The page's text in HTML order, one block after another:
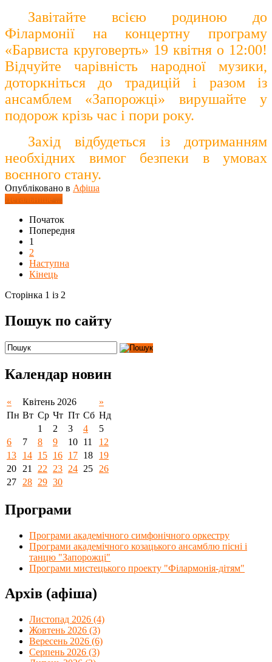
Завітайте всією родиною до
Філармонії на концертну програму
«Барвиста круговерть» 19 квітня о 12:00!
Відчуйте чарівність народної музики,
доторкніться до традицій і разом із
ансамблем «Запорожці» вирушайте у
подорож крізь час і пори року.
Захід відбудеться із дотриманням
необхідних вимог безпеки в умовах
воєнного стану.
Опубліковано в Афіша
Детальніше ...
Початок
Попередня
1
2
Наступна
Кінець
Сторінка 1 із 2
Пошук по сайту
Календар новин
« Квітень 2026
»
Пн Вт Ср Чт Пт Сб Нд
1
2 3 4
5
6
7 8 9 10 11
12
13
14 15 16 17 18
19
20
21 22 23 24 25
26
27
28 29 30
Програми
Програми академічного симфонічного оркестру
Програми академічного козацького ансамблю пісні і
танцю "Запорожці"
Програми мистецького проекту "Філармонія-дітям"
Архів (афіша)
Листопад 2026 (4)
Жовтень 2026 (3)
Вересень 2026 (6)
Серпень 2026 (3)